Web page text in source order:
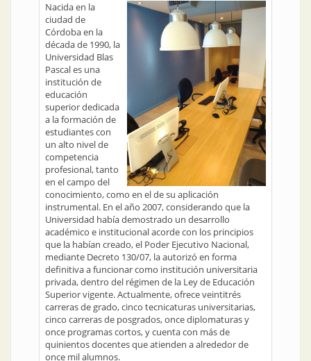
Nacida en la
ciudad de
Córdoba en la
década de 1990, la
Universidad Blas
Pascal es una
institución de
educación
superior dedicada
a la formación de
estudiantes con
un alto nivel de
competencia
profesional, tanto
en el campo del
conocimiento, como en el de su aplicación
instrumental. En el año 2007, considerando que la
Universidad había demostrado un desarrollo
académico e institucional acorde con los principios
que la habían creado, el Poder Ejecutivo Nacional,
mediante Decreto 130/07, la autorizó en forma
definitiva a funcionar como institución universitaria
privada, dentro del régimen de la Ley de Educación
Superior vigente. Actualmente, ofrece veintitrés
carreras de grado, cinco tecnicaturas universitarias,
cinco carreras de posgrados, once diplomaturas y
once programas cortos, y cuenta con más de
quinientos docentes que atienden a alrededor de
once mil alumnos.